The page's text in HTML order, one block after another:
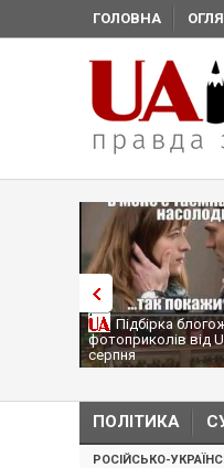
ГОЛОВНА
Підбірка
фотоприколів від
серпня
ПОЛІТИКА
РОСІЙСЬКО-